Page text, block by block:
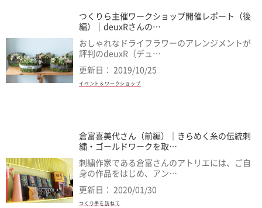
つくりら主催ワークショップ開催レポート（後
編）｜deuxRさんの…
おしゃれなドライフラワーのアレンジメントが
評判のdeuxR（デュ…
更新日： 2019/10/25
イベント＆ワークショップ
倉富喜美代さん（前編）｜きらめく糸の伝統刺
繍・ゴールドワークを取…
刺繍作家である倉富さんのアトリエには、ご自
身の作品をはじめ、アン…
更新日： 2020/01/30
つくり手を訪ねて